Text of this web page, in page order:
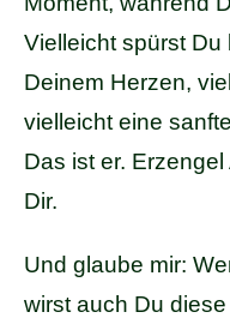
Vielleicht spürst Du
Deinem Herzen,
vielleicht eine
Das ist er.
Dir.
Und glaube mir:
wirst auch Du